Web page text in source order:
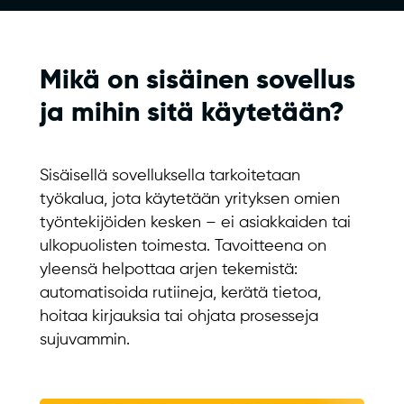
Mikä on sisäinen sovellus
ja mihin sitä käytetään?
Sisäisellä sovelluksella tarkoitetaan
työkalua, jota käytetään yrityksen omien
työntekijöiden kesken – ei asiakkaiden tai
ulkopuolisten toimesta. Tavoitteena on
yleensä helpottaa arjen tekemistä:
automatisoida rutiineja, kerätä tietoa,
hoitaa kirjauksia tai ohjata prosesseja
sujuvammin.